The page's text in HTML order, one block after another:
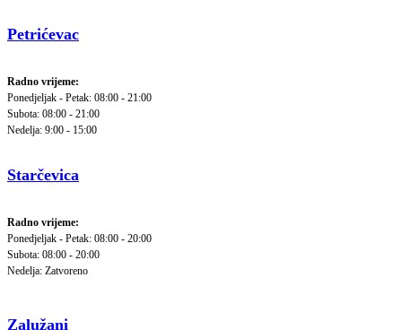
Petrićevac
Radno vrijeme:
Ponedjeljak - Petak: 08:00 - 21:00
Subota: 08:00 - 21:00
Nedelja: 9:00 - 15:00
Starčevica
Radno vrijeme:
Ponedjeljak - Petak: 08:00 - 20:00
Subota: 08:00 - 20:00
Nedelja: Zatvoreno
Zalužani